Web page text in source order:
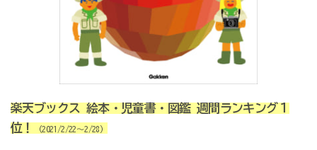
楽天ブックス 絵本・児童書・図鑑 週間ランキング１
位！
（2021/2/22～2/28）